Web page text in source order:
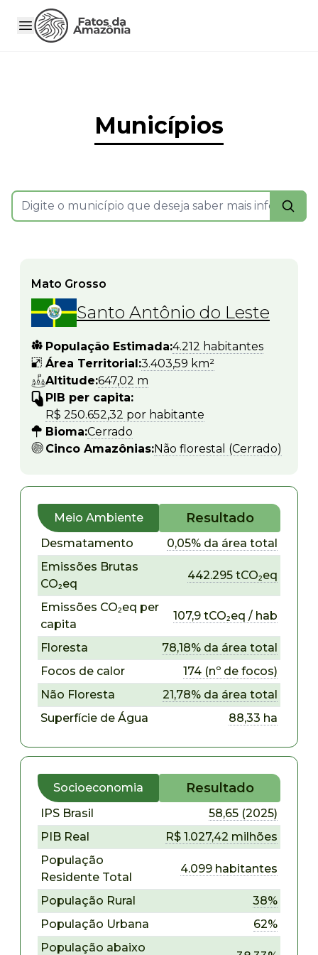
Municípios
Mato Grosso
Santo Antônio do Leste
População Estimada:4.212 habitantes
Área Territorial:3.403,59 km²
Altitude:647,02 m
PIB per capita:
R$ 250.652,32 por habitante
Bioma:Cerrado
Cinco Amazônias:Não florestal (Cerrado)
Meio Ambiente Resultado
Desmatamento
0,05% da área total
Emissões Brutas
CO₂eq
442.295 tCO₂eq
Emissões CO₂eq per
capita
107,9 tCO₂eq / hab
Floresta
78,18% da área total
Focos de calor
174 (nº de focos)
Não Floresta
21,78% da área total
Superfície de Água
88,33 ha
Socioeconomia Resultado
IPS Brasil
58,65 (2025)
PIB Real
R$ 1.027,42 milhões
População
Residente Total
4.099 habitantes
População Rural
38%
População Urbana
62%
População abaixo